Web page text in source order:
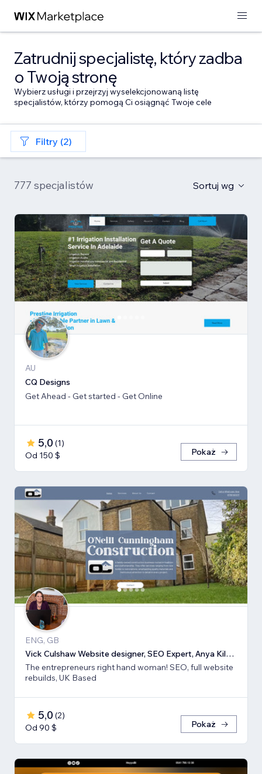
Zatrudnij specjalistę, który zadba
o Twoją stronę
Wybierz usługi i przejrzyj wyselekcjonowaną listę
specjalistów, którzy pomogą Ci osiągnąć Twoje cele
Filtry (2)
777 specjalistów Sortuj wg
AU
CQ Designs
Get Ahead - Get started - Get Online
5,0 (1)
Od 150 $
Pokaż
ENG, GB
Vick Culshaw Website designer, SEO Expert, Anya Kilsha LTD
The entrepreneurs right hand woman! SEO, full website
rebuilds, UK Based
5,0 (2)
Od 90 $
Pokaż